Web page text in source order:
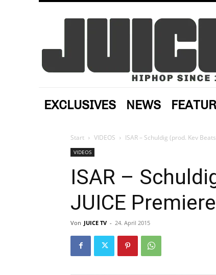
EXCLUSIVES NEWS
Start VIDEOS ISAR – Schuldig (prod. Kev
VIDEOS
ISAR –
JUICE Premiere
Von JUICE TV - 24. April 2015